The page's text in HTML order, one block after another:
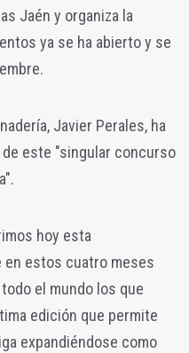
Jaén y organiza la
ya se ha abierto y se
Javier Perales, ha
este "singular concurso
hoy esta
en estos cuatro meses
el mundo los que
edición que permite
expandiéndose como